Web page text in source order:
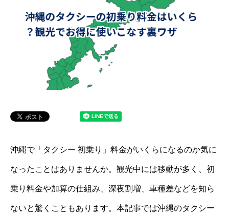
沖縄で「タクシー 初乗り」料金がいくらになるのか気に
なったことはありませんか。観光中には移動が多く、初
乗り料金や加算の仕組み、深夜割増、車種差などを知ら
ないと驚くこともあります。本記事では沖縄のタクシー